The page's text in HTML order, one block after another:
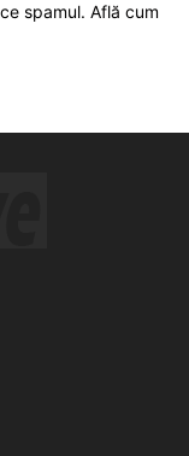
spamul. Află cum